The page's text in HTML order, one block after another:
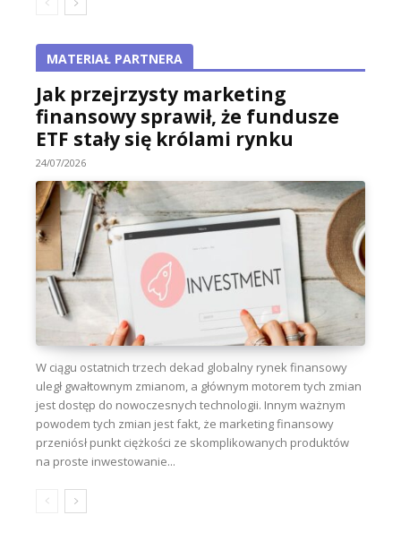
MATERIAŁ PARTNERA
Jak przejrzysty marketing
finansowy sprawił, że fundusze
ETF stały się królami rynku
24/07/2026
W ciągu ostatnich trzech dekad globalny rynek finansowy
uległ gwałtownym zmianom, a głównym motorem tych zmian
jest dostęp do nowoczesnych technologii. Innym ważnym
powodem tych zmian jest fakt, że marketing finansowy
przeniósł punkt ciężkości ze skomplikowanych produktów
na proste inwestowanie...